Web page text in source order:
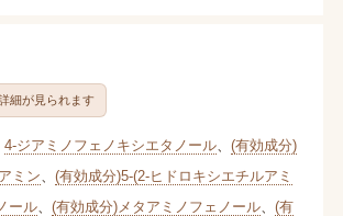
細が見られます
4-ジアミノフェノキシエタノール、 (有効成分)
ミン
(有効成分)5-(2-ヒドロキシエチルアミ
ール、 (有効成分)メタアミノフェノール、 (有